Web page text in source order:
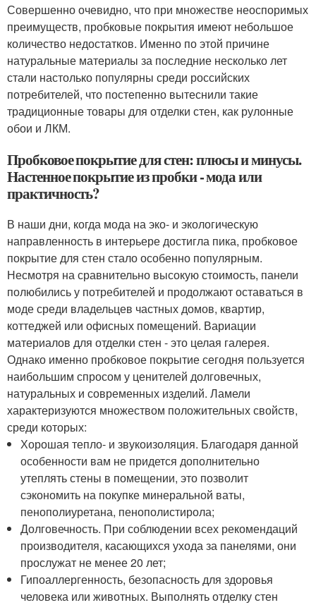
Совершенно очевидно, что при множестве неоспоримых
преимуществ, пробковые покрытия имеют небольшое
количество недостатков. Именно по этой причине
натуральные материалы за последние несколько лет
стали настолько популярны среди российских
потребителей, что постепенно вытеснили такие
традиционные товары для отделки стен, как рулонные
обои и ЛКМ.
Пробковое покрытие для стен: плюсы и минусы.
Настенное покрытие из пробки - мода или
практичность?
В наши дни, когда мода на эко- и экологическую
направленность в интерьере достигла пика, пробковое
покрытие для стен стало особенно популярным.
Несмотря на сравнительно высокую стоимость, панели
полюбились у потребителей и продолжают оставаться в
моде среди владельцев частных домов, квартир,
коттеджей или офисных помещений. Вариации
материалов для отделки стен - это целая галерея.
Однако именно пробковое покрытие сегодня пользуется
наибольшим спросом у ценителей долговечных,
натуральных и современных изделий. Ламели
характеризуются множеством положительных свойств,
среди которых:
Хорошая тепло- и звукоизоляция. Благодаря данной
особенности вам не придется дополнительно
утеплять стены в помещении, это позволит
сэкономить на покупке минеральной ваты,
пенополиуретана, пенополистирола;
Долговечность. При соблюдении всех рекомендаций
производителя, касающихся ухода за панелями, они
прослужат не менее 20 лет;
Гипоаллергенность, безопасность для здоровья
человека или животных. Выполнять отделку стен